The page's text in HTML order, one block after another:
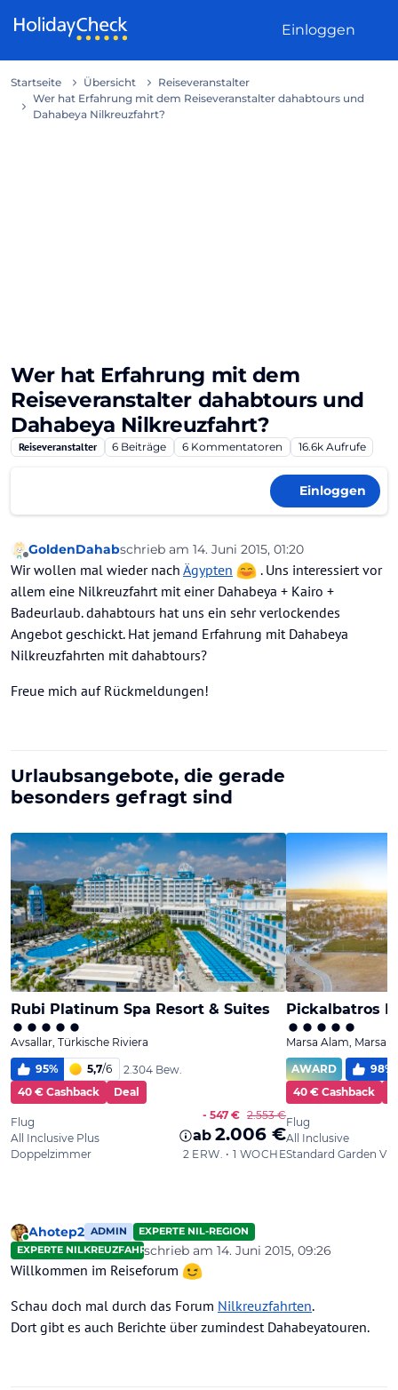
Einloggen
Startseite Übersicht
Reiseveranstalter
Wer hat Erfahrung mit dem Reiseveranstalter dahabtours und
Dahabeya Nilkreuzfahrt?
Wer hat Erfahrung mit dem
Reiseveranstalter dahabtours und
Dahabeya Nilkreuzfahrt?
Reiseveranstalter 6 Beiträge 6 Kommentatoren 16.6k Aufrufe
Einloggen
Offline
GoldenDahabschrieb am 14. Juni 2015, 01:20
zuletzt editiert von
Wir wollen mal wieder nach Ägypten
. Uns interessiert vor
allem eine Nilkreuzfahrt mit einer Dahabeya + Kairo +
Badeurlaub. dahabtours hat uns ein sehr verlockendes
Angebot geschickt. Hat jemand Erfahrung mit Dahabeya
Nilkreuzfahrten mit dahabtours?
Freue mich auf Rückmeldungen!
Online
Ahotep2 ADMIN
EXPERTE NIL-REGION
EXPERTE NILKREUZFAHRTENschrieb am 14. Juni 2015, 09:26
zuletzt editiert von
Willkommen im Reiseforum
Schau doch mal durch das Forum Nilkreuzfahrten.
Dort gibt es auch Berichte über zumindest Dahabeyatouren.